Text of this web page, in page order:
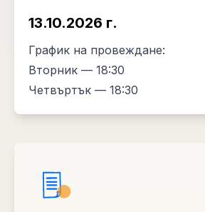
13.10.2026 г.
График на провеждане:
Вторник — 18:30
Четвъртък — 18:30